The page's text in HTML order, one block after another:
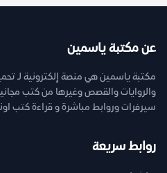
عن مكتبة ياسمين
مكتبة ياسمين هي منصة إلكترونية لـ
سيرفرات وروابط مباشرة و قراءة كتب
روابط سريعة